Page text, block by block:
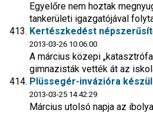
Egyelőre nem hoztak
tankerületi igazgatójával
Kertészkedést
2013-03-26 10:06:00
A március közepi
gimnazisták vették át az
Plüssegér-invázióra
2013-03-25 14:42:29
Március utolsó napja az